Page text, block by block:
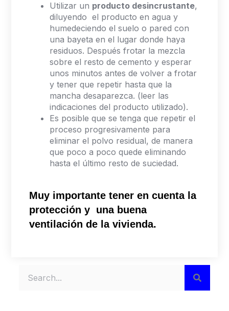
Utilizar un producto desincrustante,
diluyendo el producto en agua y
humedeciendo el suelo o pared con
una bayeta en el lugar donde haya
residuos. Después frotar la mezcla
sobre el resto de cemento y esperar
unos minutos antes de volver a frotar
y tener que repetir hasta que la
mancha desaparezca. (leer las
indicaciones del producto utilizado).
Es posible que se tenga que repetir el
proceso progresivamente para
eliminar el polvo residual, de manera
que poco a poco quede eliminando
hasta el último resto de suciedad.
Muy importante tener en cuenta la
protección y una buena
ventilación de la vivienda.